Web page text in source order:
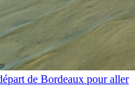
de Bordeaux pour aller